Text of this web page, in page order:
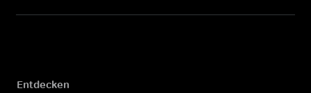
Entdecken